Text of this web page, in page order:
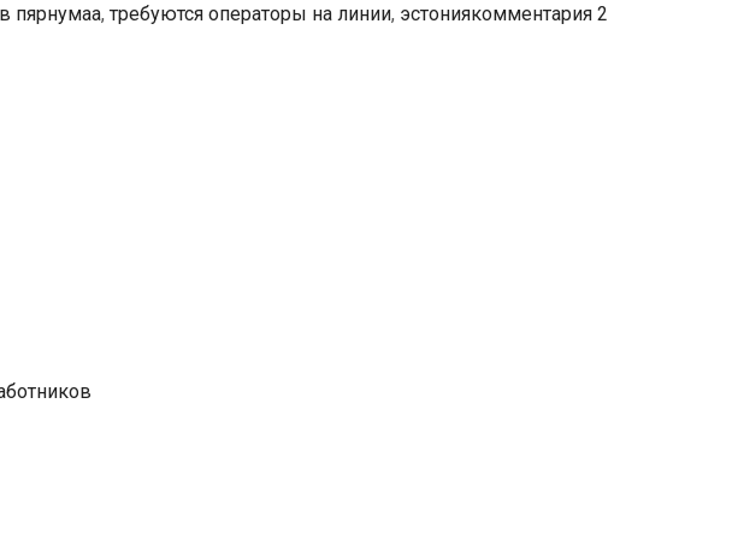
пярнумаа, требуются операторы на линии, эстониякомментария 2